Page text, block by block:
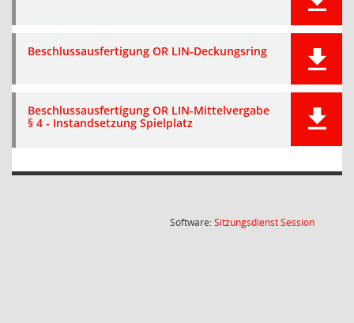
Beschlussausfertigung OR LIN-Deckungsring
Beschlussausfertigung OR LIN-Mittelvergabe
§ 4 - Instandsetzung Spielplatz
Software:SitzungsdienstSession(Wird in